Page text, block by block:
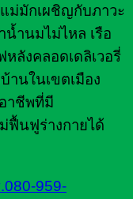
ม่มักเผชิญกับภาวะ
น้ำนมไม่ไหล เรือ
ลังคลอดเดลิเวอรี่
นในเขตเมือง
าชีพที่มี
ฟื้นฟูร่างกายได้
959-